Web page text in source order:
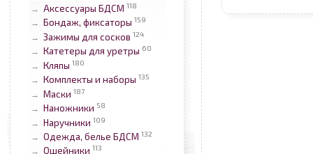
→ Аксессуары БДСМ 118
→ Бондаж, фиксаторы 159
→ Зажимы для сосков 124
→ Катетеры для уретры 60
→ Кляпы 180
→ Комплекты и наборы 135
→ Маски 187
→ Наножники 58
→ Наручники 109
→ Одежда, белье БДСМ 132
→ Ошейники 113